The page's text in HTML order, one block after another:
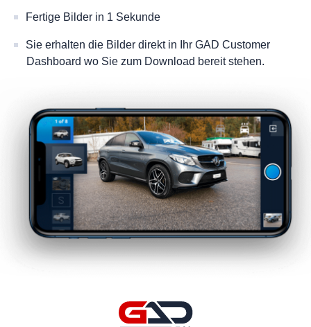
Fertige Bilder in 1 Sekunde
Sie erhalten die Bilder direkt in Ihr GAD Customer
Dashboard wo Sie zum Download bereit stehen.